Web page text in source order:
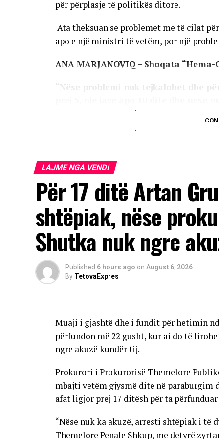
për përplasje të politikës ditore.
Ata theksuan se problemet me të cilat
apo e një ministri të vetëm, por një
ANA MARJANOVIQ – Shoqata “Hema-
“Nëse problemi nuk tejkalohet dhe
është problemi, do të dalim para të
Lidhur me vonesën e disa terapive,
tashmë është realizuar, për disa ilaçe
kërkohen zgjidhje të përkohshme deri
Përfaqësuesit e pacientëve onkologjikë
Një ditë më parë, nga Klinika njoftuan se
pozitive e Fondit për Sigurim
pacientëve, periudha ndërmjet dy
e barnave te distributorët.
LAJME NGA VENDI
Për 17 ditë Artan
shtëpiak, nëse
Shutka nuk ngre
Published 6 hours ago on August 6, 2026
By TetovaExpres
Muaji i gjashtë dhe i fundit për hetimin
përfundon më 22 gusht, kur ai do të
ngre akuzë kundër tij.
Prokurori i Prokurorisë Themelore
mbajti vetëm gjysmë dite në paraburgim
afat ligjor prej 17 ditësh për ta
“Nëse nuk ka akuzë, arresti shtëpiak i
Themelore Penale Shkup, me detyrë